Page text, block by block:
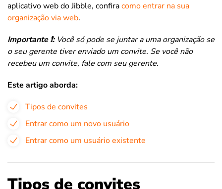
aplicativo web do Jibble, confiracomo entrar na sua
organização via web.
Importante ❗️:Você só pode se juntar a uma organização se
o seu gerente tiver enviado um convite. Se você não
recebeu um convite, fale com seu gerente.
Este artigo aborda:
Tipos de convites
Entrar como um novo usuário
Entrar como um usuário existente
Tipos de convites